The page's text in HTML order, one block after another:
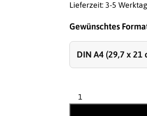
Lieferzeit: 3-5
Gewünschtes